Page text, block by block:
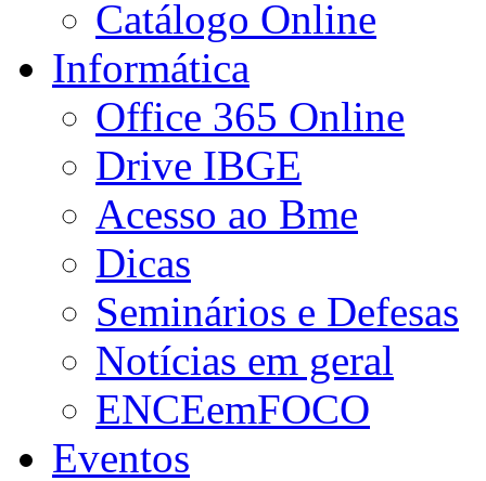
Catálogo Online
Informática
Office 365 Online
Drive IBGE
Acesso ao Bme
Dicas
Seminários e Defesas
Notícias em geral
ENCEemFOCO
Eventos